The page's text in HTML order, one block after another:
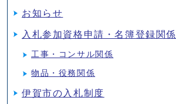
お知らせ
入札参加資格申請・名簿登録関係
工事・コンサル関係
物品・役務関係
伊賀市の入札制度